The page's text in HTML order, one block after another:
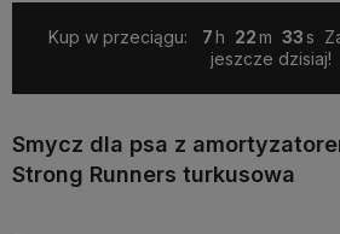
Kup w przeciągu: 7 22 32
jeszcze dzisiaj!
Smycz dla psa z
Strong Runners turkusowa